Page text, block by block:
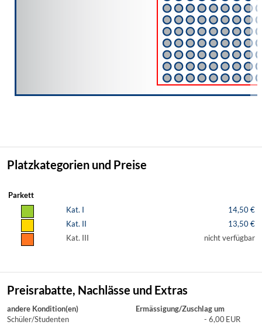
Platzkategorien und Preise
Parkett
Kat. I
14,50 €
Kat. II
13,50 €
Kat. III
nicht verfügbar
Preisrabatte, Nachlässe und Extras
andere Kondition(en)
Ermässigung/Zuschlag um
Schüler/Studenten
- 6,00EUR